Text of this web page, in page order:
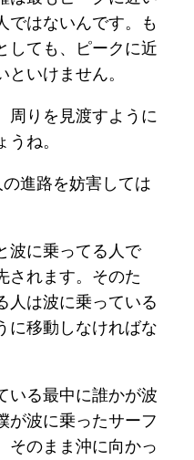
ではないんです。も
しても、ピークに近
いけません。
周りを見渡すように
ね。
進路を妨害しては
波に乗ってる人で
されます。そのた
人は波に乗っている
に移動しなければな
いる最中に誰かが波
が波に乗ったサーフ
そのまま沖に向かっ